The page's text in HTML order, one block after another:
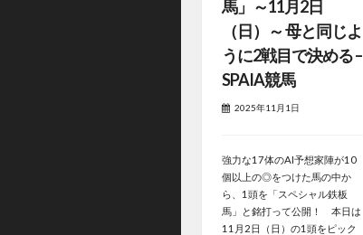
馬」～11月2日
（日）～ 母と同じよ
うに2戦目で決める –
SPAIA競馬
2025年11月1日
強力な17体のAI予想家陣が10
個以上の◎をつけた馬の中か
ら、1頭を「スペシャル鉄板
馬」と銘打って公開！ 本日は
11月2日（日）の1頭をピック